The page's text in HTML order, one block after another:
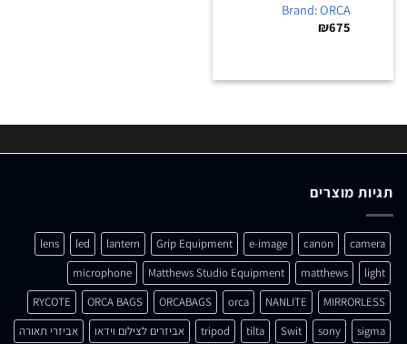
Brand: ORCA
₪675
תגיות מוצרים
camera
canon
e-image
Grip Equipment
lantern
led
lens
light
matthews
Matthews Studio Equipment
microphone
MIRRORLESS
NANLITE
orca
ORCABAGS
ORCA BAGS
RYCOTE
sigma
sony
Swit
tilta
tripod אביזרים לצילום וידאו
אביזרי תאורה